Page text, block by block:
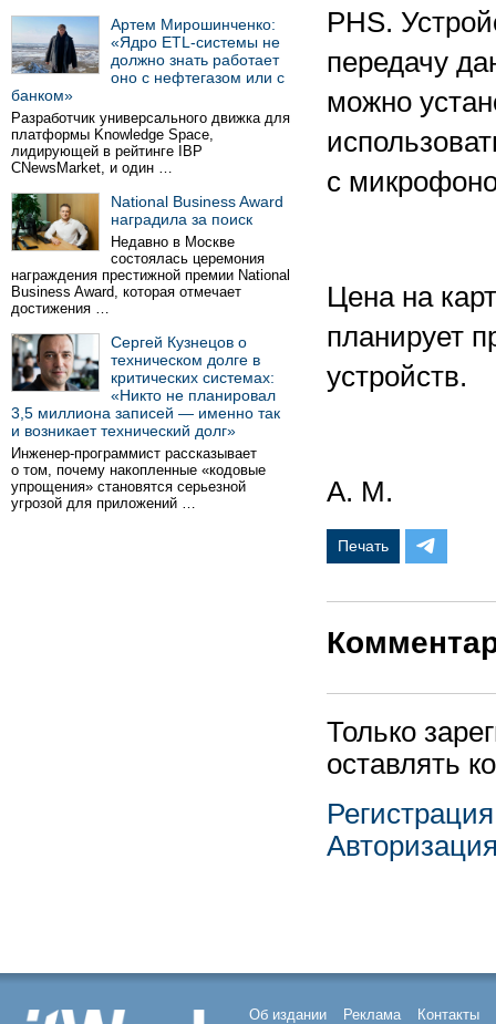
Артем Мирошинченко:
«Ядро ETL-системы не
должно знать работает
оно с нефтегазом или с
банком»
Разработчик универсального движка для
платформы Knowledge Space,
лидирующей в рейтинге IBP
CNewsMarket, и один …
National Business Award
наградила за поиск
Недавно в Москве
состоялась церемония
награждения престижной премии National
Business Award, которая отмечает
достижения …
Сергей Кузнецов о
техническом долге в
критических системах:
«Никто не планировал
3,5 миллиона записей — именно так
и возникает технический долг»
Инженер-программист рассказывает
о том, почему накопленные «кодовые
упрощения» становятся серьезной
угрозой для приложений …
PHS.
передачу
можно
с
Цена на
планирует
устройств.
А. М.
Печать
Только
оставлять
Регистрация
Об издании Реклама Контакты